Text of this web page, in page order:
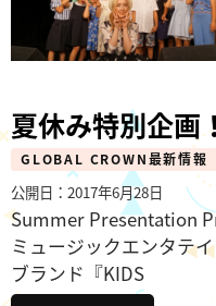
夏休み特別企画
GLOBAL CROWN最新情報
公開日：2017年6月28日
Summer Presentation
ミュージックエンタテ
ブランド『KIDS